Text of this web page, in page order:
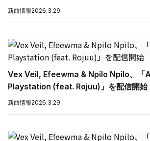
新曲情報2026.3.29
Vex Veil, Efeewma & Npilo Npilo、「
Playstation (feat. Rojuu)」を配信開始
新曲情報2026.3.29